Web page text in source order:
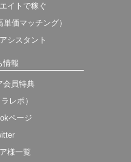
イトで稼ぐ
価マッチング）
シスタント
情報
会員特典
レポ）
ページ
様一覧